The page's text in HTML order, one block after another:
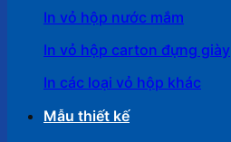
In vỏ hộp nước mắm
In vỏ hộp carton đựng giày
In các loại vỏ hộp khác
Mẫu thiết kế